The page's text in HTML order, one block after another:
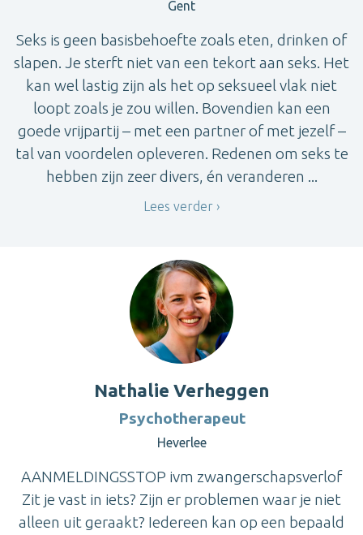
Gent
Seks is geen basisbehoefte zoals eten, drinken of
slapen. Je sterft niet van een tekort aan seks. Het
kan wel lastig zijn als het op seksueel vlak niet
loopt zoals je zou willen. Bovendien kan een
goede vrijpartij – met een partner of met jezelf –
tal van voordelen opleveren. Redenen om seks te
hebben zijn zeer divers, én veranderen ...
Lees verder
Nathalie Verheggen
Psychotherapeut
Heverlee
AANMELDINGSSTOP ivm zwangerschapsverlof
Zit je vast in iets? Zijn er problemen waar je niet
alleen uit geraakt? Iedereen kan op een bepaald